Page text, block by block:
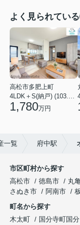
よく見られてい
高松市多肥上町
4LDK＋S(納戸) (103.51㎡)
1,780万円
一覧 府中駅
市区町村から探す
高松市
徳島市 丸
さぬき市
阿南市
町名から探す
木太町
国分寺町国分